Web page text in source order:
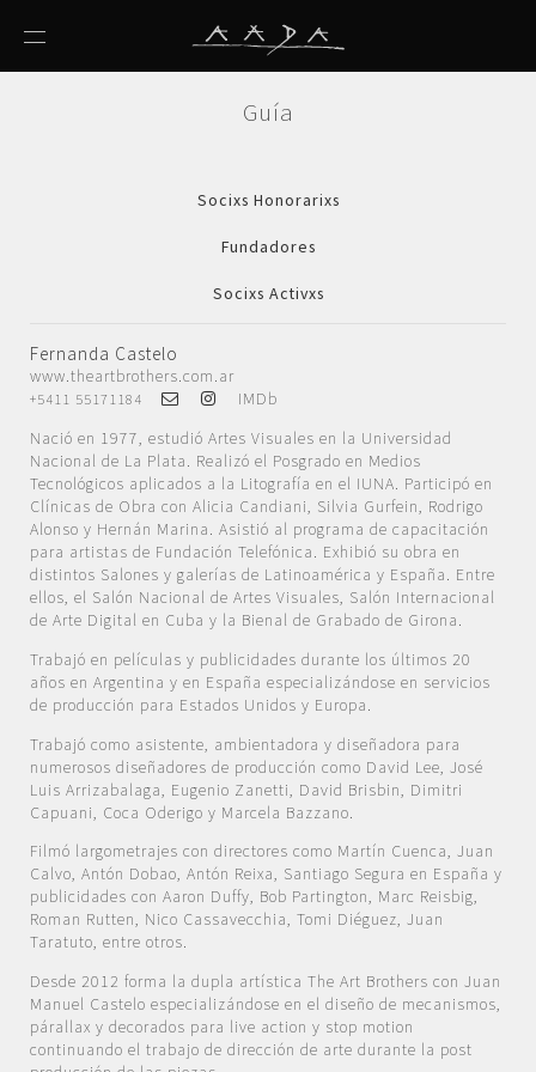
Guía
Socixs Honorarixs
Fundadores
Socixs Activxs
Fernanda Castelo
www.theartbrothers.com.ar
+5411 55171184
IMDb
Nació en 1977, estudió Artes Visuales en la Universidad
Nacional de La Plata. Realizó el Posgrado en Medios
Tecnológicos aplicados a la Litografía en el IUNA. Participó en
Clínicas de Obra con Alicia Candiani, Silvia Gurfein, Rodrigo
Alonso y Hernán Marina. Asistió al programa de capacitación
para artistas de Fundación Telefónica. Exhibió su obra en
distintos Salones y galerías de Latinoamérica y España. Entre
ellos, el Salón Nacional de Artes Visuales, Salón Internacional
de Arte Digital en Cuba y la Bienal de Grabado de Girona.
Trabajó en películas y publicidades durante los últimos 20
años en Argentina y en España especializándose en servicios
de producción para Estados Unidos y Europa.
Trabajó como asistente, ambientadora y diseñadora para
numerosos diseñadores de producción como David Lee, José
Luis Arrizabalaga, Eugenio Zanetti, David Brisbin, Dimitri
Capuani, Coca Oderigo y Marcela Bazzano.
Filmó largometrajes con directores como Martín Cuenca, Juan
Calvo, Antón Dobao, Antón Reixa, Santiago Segura en España y
publicidades con Aaron Duffy, Bob Partington, Marc Reisbig,
Roman Rutten, Nico Cassavecchia, Tomi Diéguez, Juan
Taratuto, entre otros.
Desde 2012 forma la dupla artística The Art Brothers con Juan
Manuel Castelo especializándose en el diseño de mecanismos,
párallax y decorados para live action y stop motion
continuando el trabajo de dirección de arte durante la post